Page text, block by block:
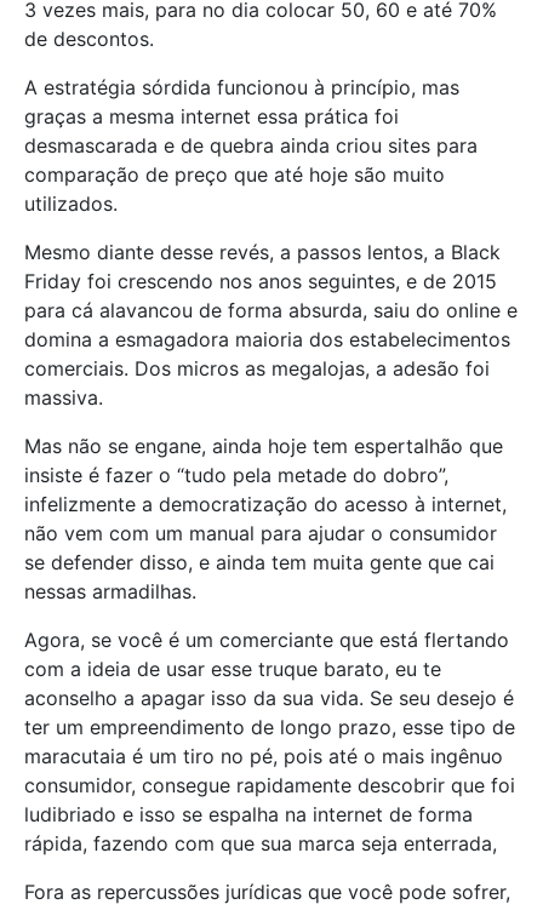
3 vezes mais, para no dia colocar 50, 60 e até 70%
de descontos.
A estratégia sórdida funcionou à princípio, mas
graças a mesma internet essa prática foi
desmascarada e de quebra ainda criou sites para
comparação de preço que até hoje são muito
utilizados.
Mesmo diante desse revés, a passos lentos, a Black
Friday foi crescendo nos anos seguintes, e de 2015
para cá alavancou de forma absurda, saiu do online e
domina a esmagadora maioria dos estabelecimentos
comerciais. Dos micros as megalojas, a adesão foi
massiva.
Mas não se engane, ainda hoje tem espertalhão que
insiste é fazer o “tudo pela metade do dobro”,
infelizmente a democratização do acesso à internet,
não vem com um manual para ajudar o consumidor
se defender disso, e ainda tem muita gente que cai
nessas armadilhas.
Agora, se você é um comerciante que está flertando
com a ideia de usar esse truque barato, eu te
aconselho a apagar isso da sua vida. Se seu desejo é
ter um empreendimento de longo prazo, esse tipo de
maracutaia é um tiro no pé, pois até o mais ingênuo
consumidor, consegue rapidamente descobrir que foi
ludibriado e isso se espalha na internet de forma
rápida, fazendo com que sua marca seja enterrada,
Fora as repercussões jurídicas que você pode sofrer,